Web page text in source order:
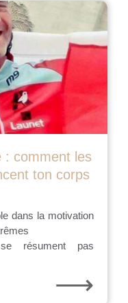
: comment les
ton corps
dans la motivation
résument pas
⟶